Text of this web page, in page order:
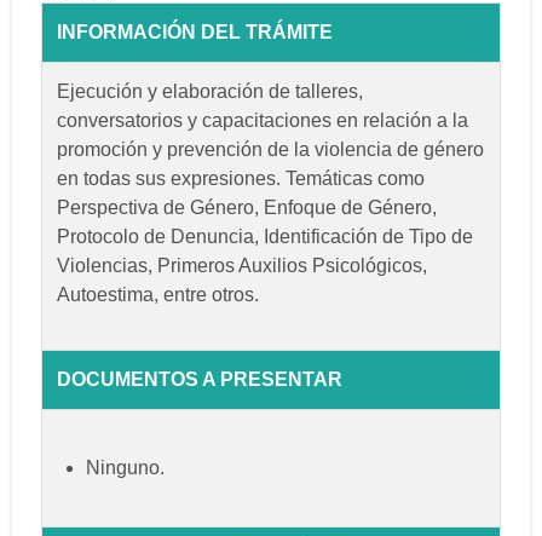
INFORMACIÓN DEL TRÁMITE
Ejecución y elaboración de talleres,
conversatorios y capacitaciones en relación a la
promoción y prevención de la violencia de género
en todas sus expresiones. Temáticas como
Perspectiva de Género, Enfoque de Género,
Protocolo de Denuncia, Identificación de Tipo de
Violencias, Primeros Auxilios Psicológicos,
Autoestima, entre otros.
DOCUMENTOS A PRESENTAR
Ninguno.